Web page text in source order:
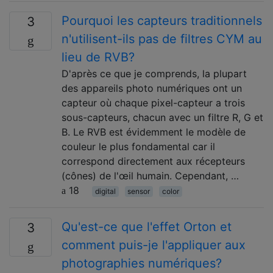
3
Pourquoi les capteurs traditionnels
n'utilisent-ils pas de filtres CYM au
lieu de RVB?
D'après ce que je comprends, la plupart
des appareils photo numériques ont un
capteur où chaque pixel-capteur a trois
sous-capteurs, chacun avec un filtre R, G et
B. Le RVB est évidemment le modèle de
couleur le plus fondamental car il
correspond directement aux récepteurs
(cônes) de l'œil humain. Cependant, …
18
digital sensor color
3
Qu'est-ce que l'effet Orton et
comment puis-je l'appliquer aux
photographies numériques?